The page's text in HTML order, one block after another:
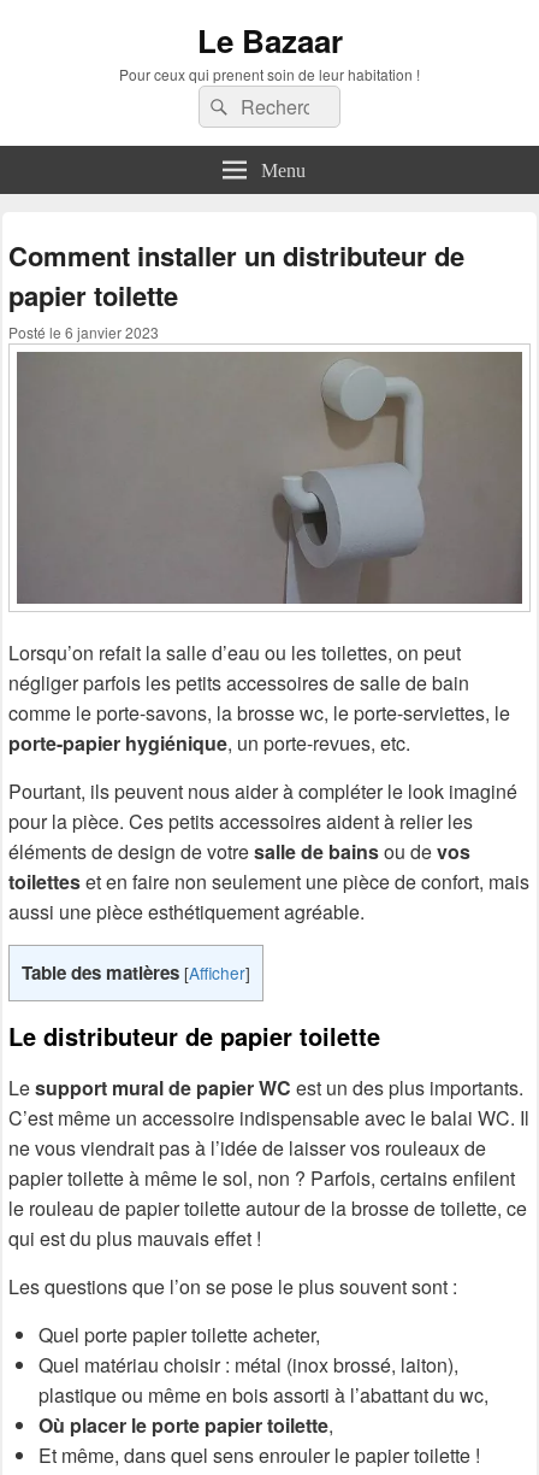
Le Bazaar
Pour ceux qui prenent soin de leur habitation !
Recherche :
Rechercher
Menu
Comment installer un distributeur de
papier toilette
Posté le 6 janvier 2023
Lorsqu’on refait la salle d’eau ou les toilettes, on peut
négliger parfois les petits accessoires de salle de bain
comme le porte-savons, la brosse wc, le porte-serviettes, le
porte-papier hygiénique, un porte-revues, etc.
Pourtant, ils peuvent nous aider à compléter le look imaginé
pour la pièce. Ces petits accessoires aident à relier les
éléments de design de votresalle de bainsou devos
toiletteset en faire non seulement une pièce de confort, mais
aussi une pièce esthétiquement agréable.
Table des matières [Afficher]
Le distributeur de papier toilette
Lesupport mural de papier WC est un des plus importants.
C’est même un accessoire indispensable avec le balai WC. Il
ne vous viendrait pas à l’idée de laisser vos rouleaux de
papier toilette à même le sol, non ? Parfois, certains enfilent
le rouleau de papier toilette autour de la brosse de toilette, ce
qui est du plus mauvais effet !
Les questions que l’on se pose le plus souvent sont :
Quel porte papier toilette acheter,
Quel matériau choisir : métal (inox brossé, laiton),
plastique ou même en bois assorti à l’abattant du wc,
Où placer le porte papier toilette,
Et même, dans quel sens enrouler le papier toilette !